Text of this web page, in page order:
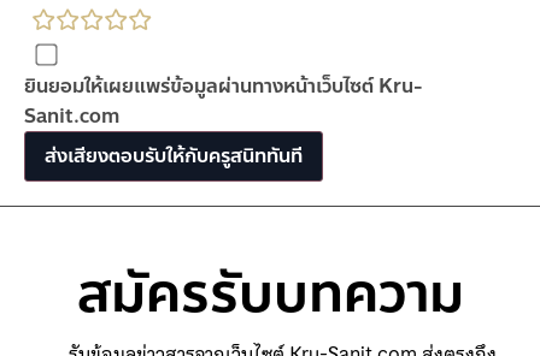
rating
fields
ยินยอมให้เผยแพร่ข้อมูลผ่านทางหน้าเว็บไซต์ Kru-
Sanit.com
สมัครรับบทความ